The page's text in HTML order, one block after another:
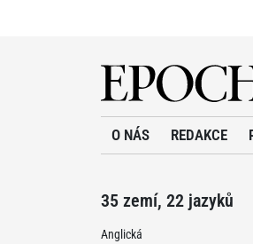
O NÁS REDAKCE
35 zemí, 22 jazyků
Anglická